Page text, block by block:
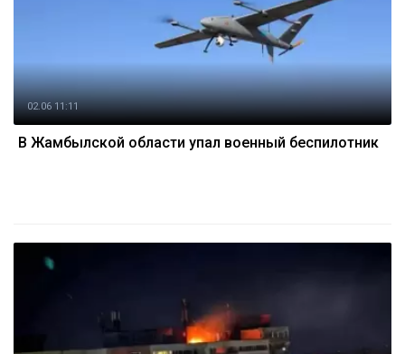
02.06 11:11
В Жамбылской области упал военный беспилотник